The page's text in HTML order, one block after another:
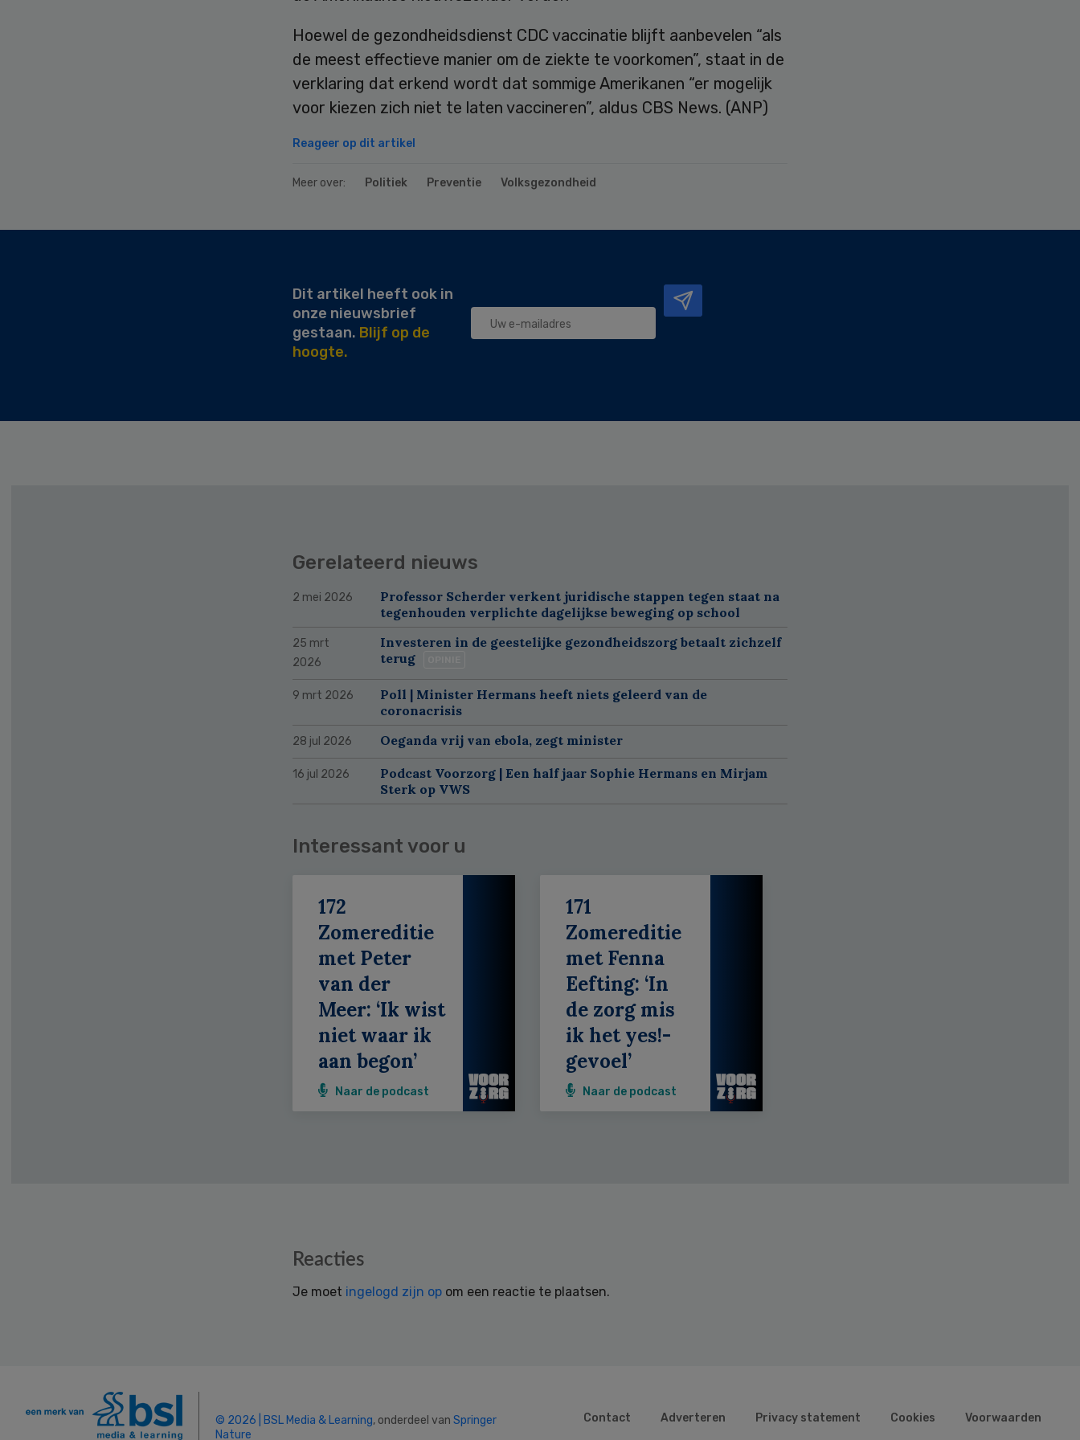
Hoewel de gezondheidsdienst CDC vaccinatie blijft aanbevelen “als
de meest effectieve manier om de ziekte te voorkomen”, staat in de
verklaring dat erkend wordt dat sommige Amerikanen “er mogelijk
voor kiezen zich niet te laten vaccineren”, aldus CBS News. (ANP)
Reageer op dit artikel
Meer over: Politiek Preventie Volksgezondheid
Dit artikel heeft ook in
onze nieuwsbrief
gestaan. Blijf op de
hoogte.
Gerelateerd nieuws
2 mei 2026
Professor Scherder verkent juridische stappen tegen staat na
tegenhouden verplichte dagelijkse beweging op school
25 mrt
2026
Investeren in de geestelijke gezondheidszorg betaalt zichzelf
terug
9 mrt 2026
Poll | Minister Hermans heeft niets geleerd van de
coronacrisis
28 jul 2026 Oeganda vrij van ebola, zegt minister
16 jul 2026
Podcast Voorzorg | Een half jaar Sophie Hermans en Mirjam
Sterk op VWS
Interessant voor u
172
Zomereditie
met Peter
van der
Meer: ‘Ik wist
niet waar ik
aan begon’
Naar de podcast
171
Zomereditie
met Fenna
Eefting: ‘In
de zorg mis
ik het yes!-
gevoel’
Naar de podcast
Reacties
Je moet ingelogd zijn op om een reactie te plaatsen.
© 2026 | BSL Media & Learning, onderdeel van Springer
Nature
Contact Adverteren Privacy statement Cookies Voorwaarden